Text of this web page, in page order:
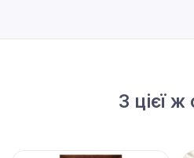
З цієї ж